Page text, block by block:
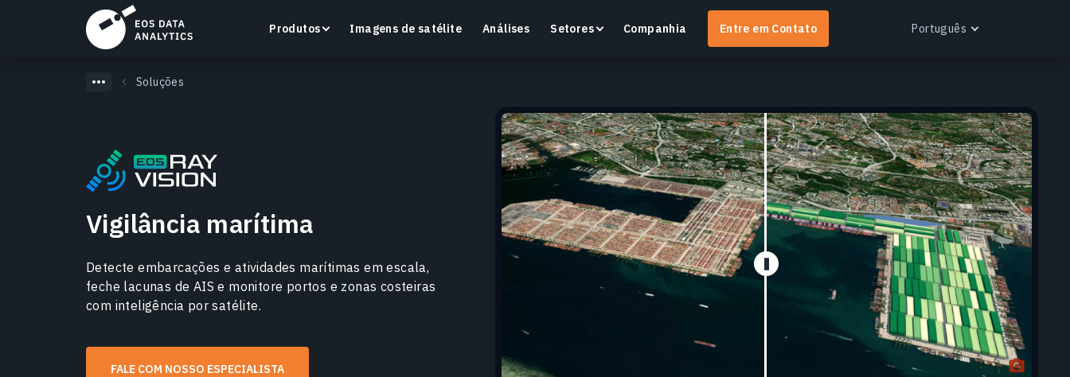
Produtos
LandViewer
Pesquise, visualize e analise imagens de satélite
Monitore a saúde das culturas e as condições dos
campos com uma plataforma inteligente de
agricultura de precisão.
EOS RayVision
Obtenha relatórios analíticos personalizados com
visualização avançada para qualquer setor.
Saiba mais
Imagens de satélite Análises Setores Companhia Entre em Contato Português
Português
Українська
Soluções
Vigilância marítima
Detecte embarcações e atividades marítimas em escala,
feche lacunas de AIS e monitore portos e zonas costeiras
com inteligência por satélite.
FALE COM NOSSO ESPECIALISTA